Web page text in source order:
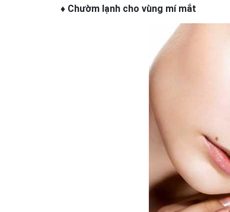
♦ Chườm lạnh cho vùng mí mắt